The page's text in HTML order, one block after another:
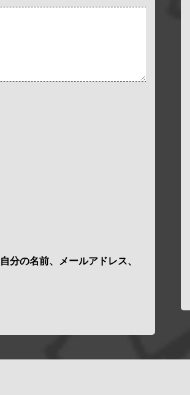
分の名前、メールアドレス、